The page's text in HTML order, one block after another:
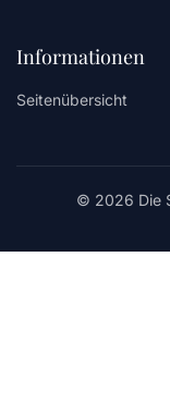
Informationen
Seitenübersicht
© 2026 Die